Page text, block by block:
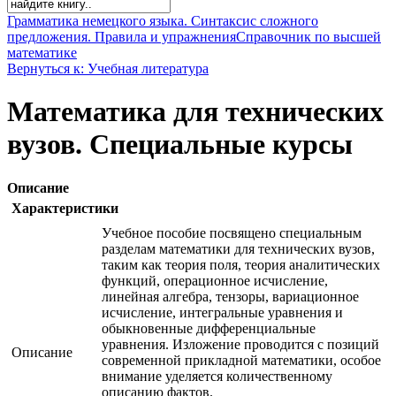
Грамматика немецкого языка. Синтаксис сложного
предложения. Правила и упражненияСправочник по высшей
математике
Вернуться к: Учебная литература
Математика для технических
вузов. Специальные курсы
Описание
Характеристики
Описание
Учебное пособие посвящено специальным
разделам математики для технических вузов,
таким как теория поля, теория аналитических
функций, операционное исчисление,
линейная алгебра, тензоры, вариационное
исчисление, интегральные уравнения и
обыкновенные дифференциальные
уравнения. Изложение проводится с позиций
современной прикладной математики, особое
внимание уделяется количественному
описанию фактов.